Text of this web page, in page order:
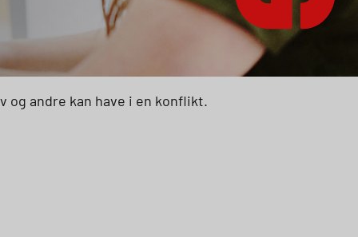
og andre kan have i en konflikt.